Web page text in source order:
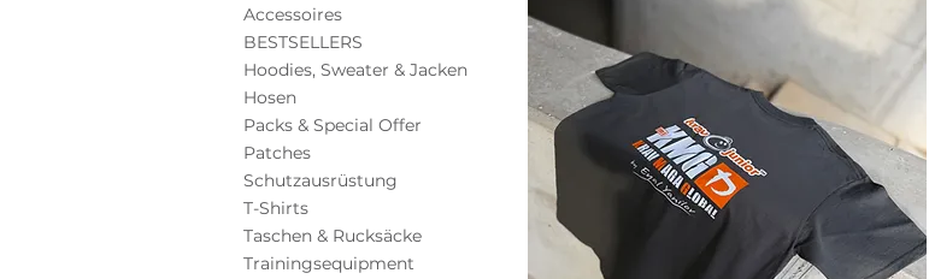
Accessoires
BESTSELLERS
Hoodies, Sweater & Jacken
Hosen
Packs & Special Offer
Patches
Schutzausrüstung
T-Shirts
Taschen & Rucksäcke
Trainingsequipment